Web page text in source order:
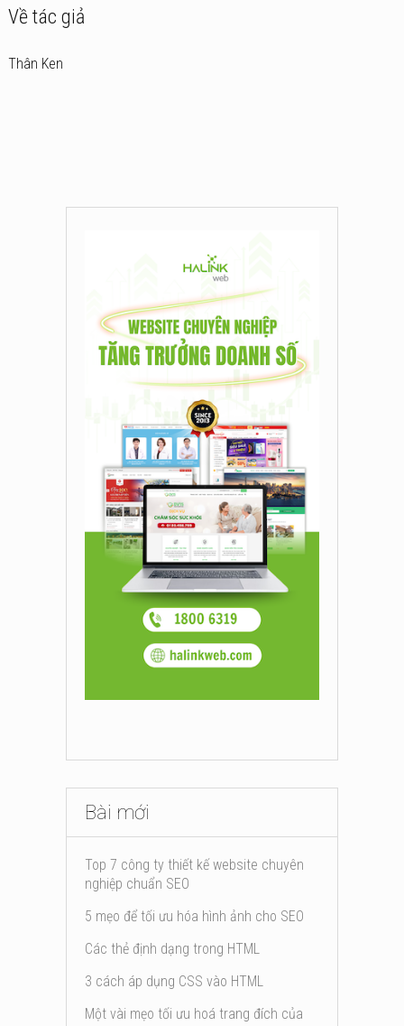
Về tác giả
Thân Ken
Bài mới
Top 7 công ty thiết kế website chuyên
nghiệp chuẩn SEO
5 mẹo để tối ưu hóa hình ảnh cho SEO
Các thẻ định dạng trong HTML
3 cách áp dụng CSS vào HTML
Một vài mẹo tối ưu hoá trang đích của